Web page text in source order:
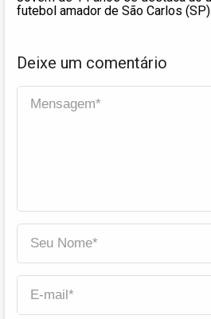
futebol amador de São Carlos (SP)
Deixe um comentário